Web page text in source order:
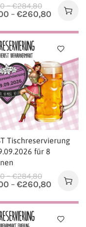
–€284,80
– €260,80
Tischreservierung
für 8
–€284,80
– €260,80